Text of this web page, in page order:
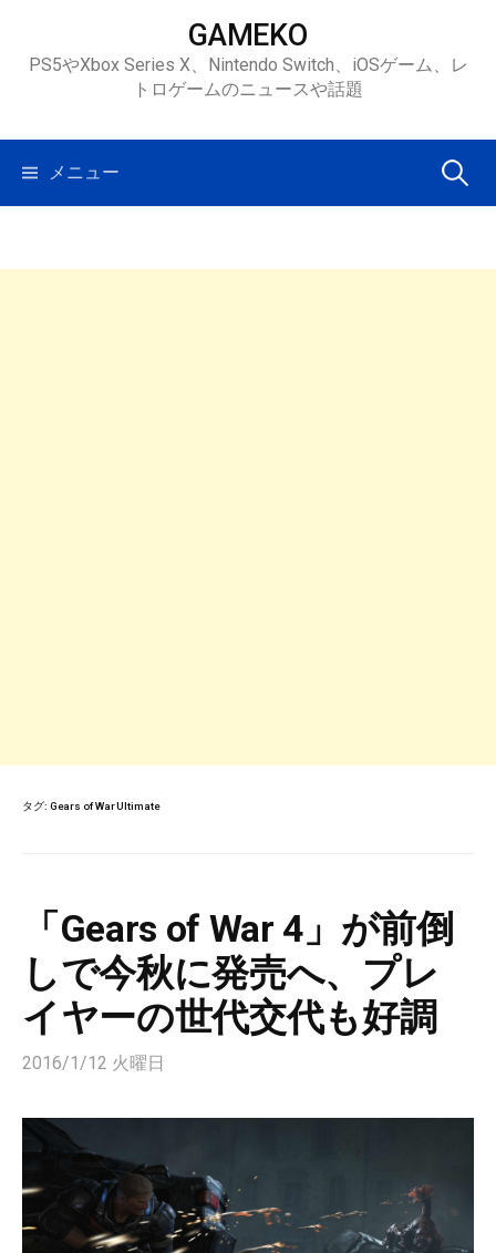
ツ
ス
GAMEKO
PS5やXbox Series X、Nintendo Switch、iOSゲーム、レ
トロゲームのニュースや話題
メニュー 検
タグ: Gears of War Ultimate
「Gears of War 4」が前倒
しで今秋に発売へ、プレ
イヤーの世代交代も好調
2016/1/12 火曜日